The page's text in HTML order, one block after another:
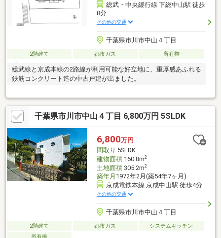
総武・中央緩行線 下総中山駅 徒歩
8分
その他の交通
千葉県市川市中山４丁目
2階建て 都市ガス 所有権
総武線と京成本線の2路線が利用可能な好立地に、重厚感あふれる
鉄筋コンクリート造の中古戸建が出ました。
千葉県市川市中山４丁目 6,800万円 5SLDK
6,800万円
間取り 5SLDK
建物面積160.8m2
土地面積305.2m2
築年月 1972年2月(築54年7ヶ月)
京成電鉄本線 京成中山駅 徒歩4分
その他の交通
千葉県市川市中山４丁目
2階建て 都市ガス
システムキッチン